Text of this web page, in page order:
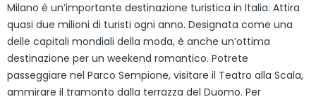
Milano è un’importante destinazione turistica in Italia. Attira
quasi due milioni di turisti ogni anno. Designata come una
delle capitali mondiali della moda, è anche un’ottima
destinazione per un weekend romantico. Potrete
passeggiare nel Parco Sempione, visitare il Teatro alla Scala,
ammirare il tramonto dalla terrazza del Duomo. Per